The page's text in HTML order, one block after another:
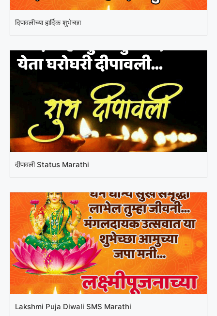
दिपावलीच्या हार्दिक शुभेच्छा
दीपावली Status Marathi
Lakshmi Puja Diwali SMS Marathi